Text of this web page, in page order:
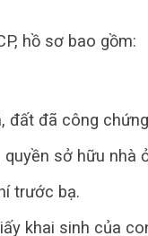
hồ sơ bao gồm:
đất đã công
sở hữu nhà
trước bạ.
khai sinh của